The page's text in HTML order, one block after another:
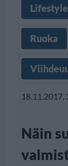
Lifestyle
Ruoka
18.11.2017,
Näin